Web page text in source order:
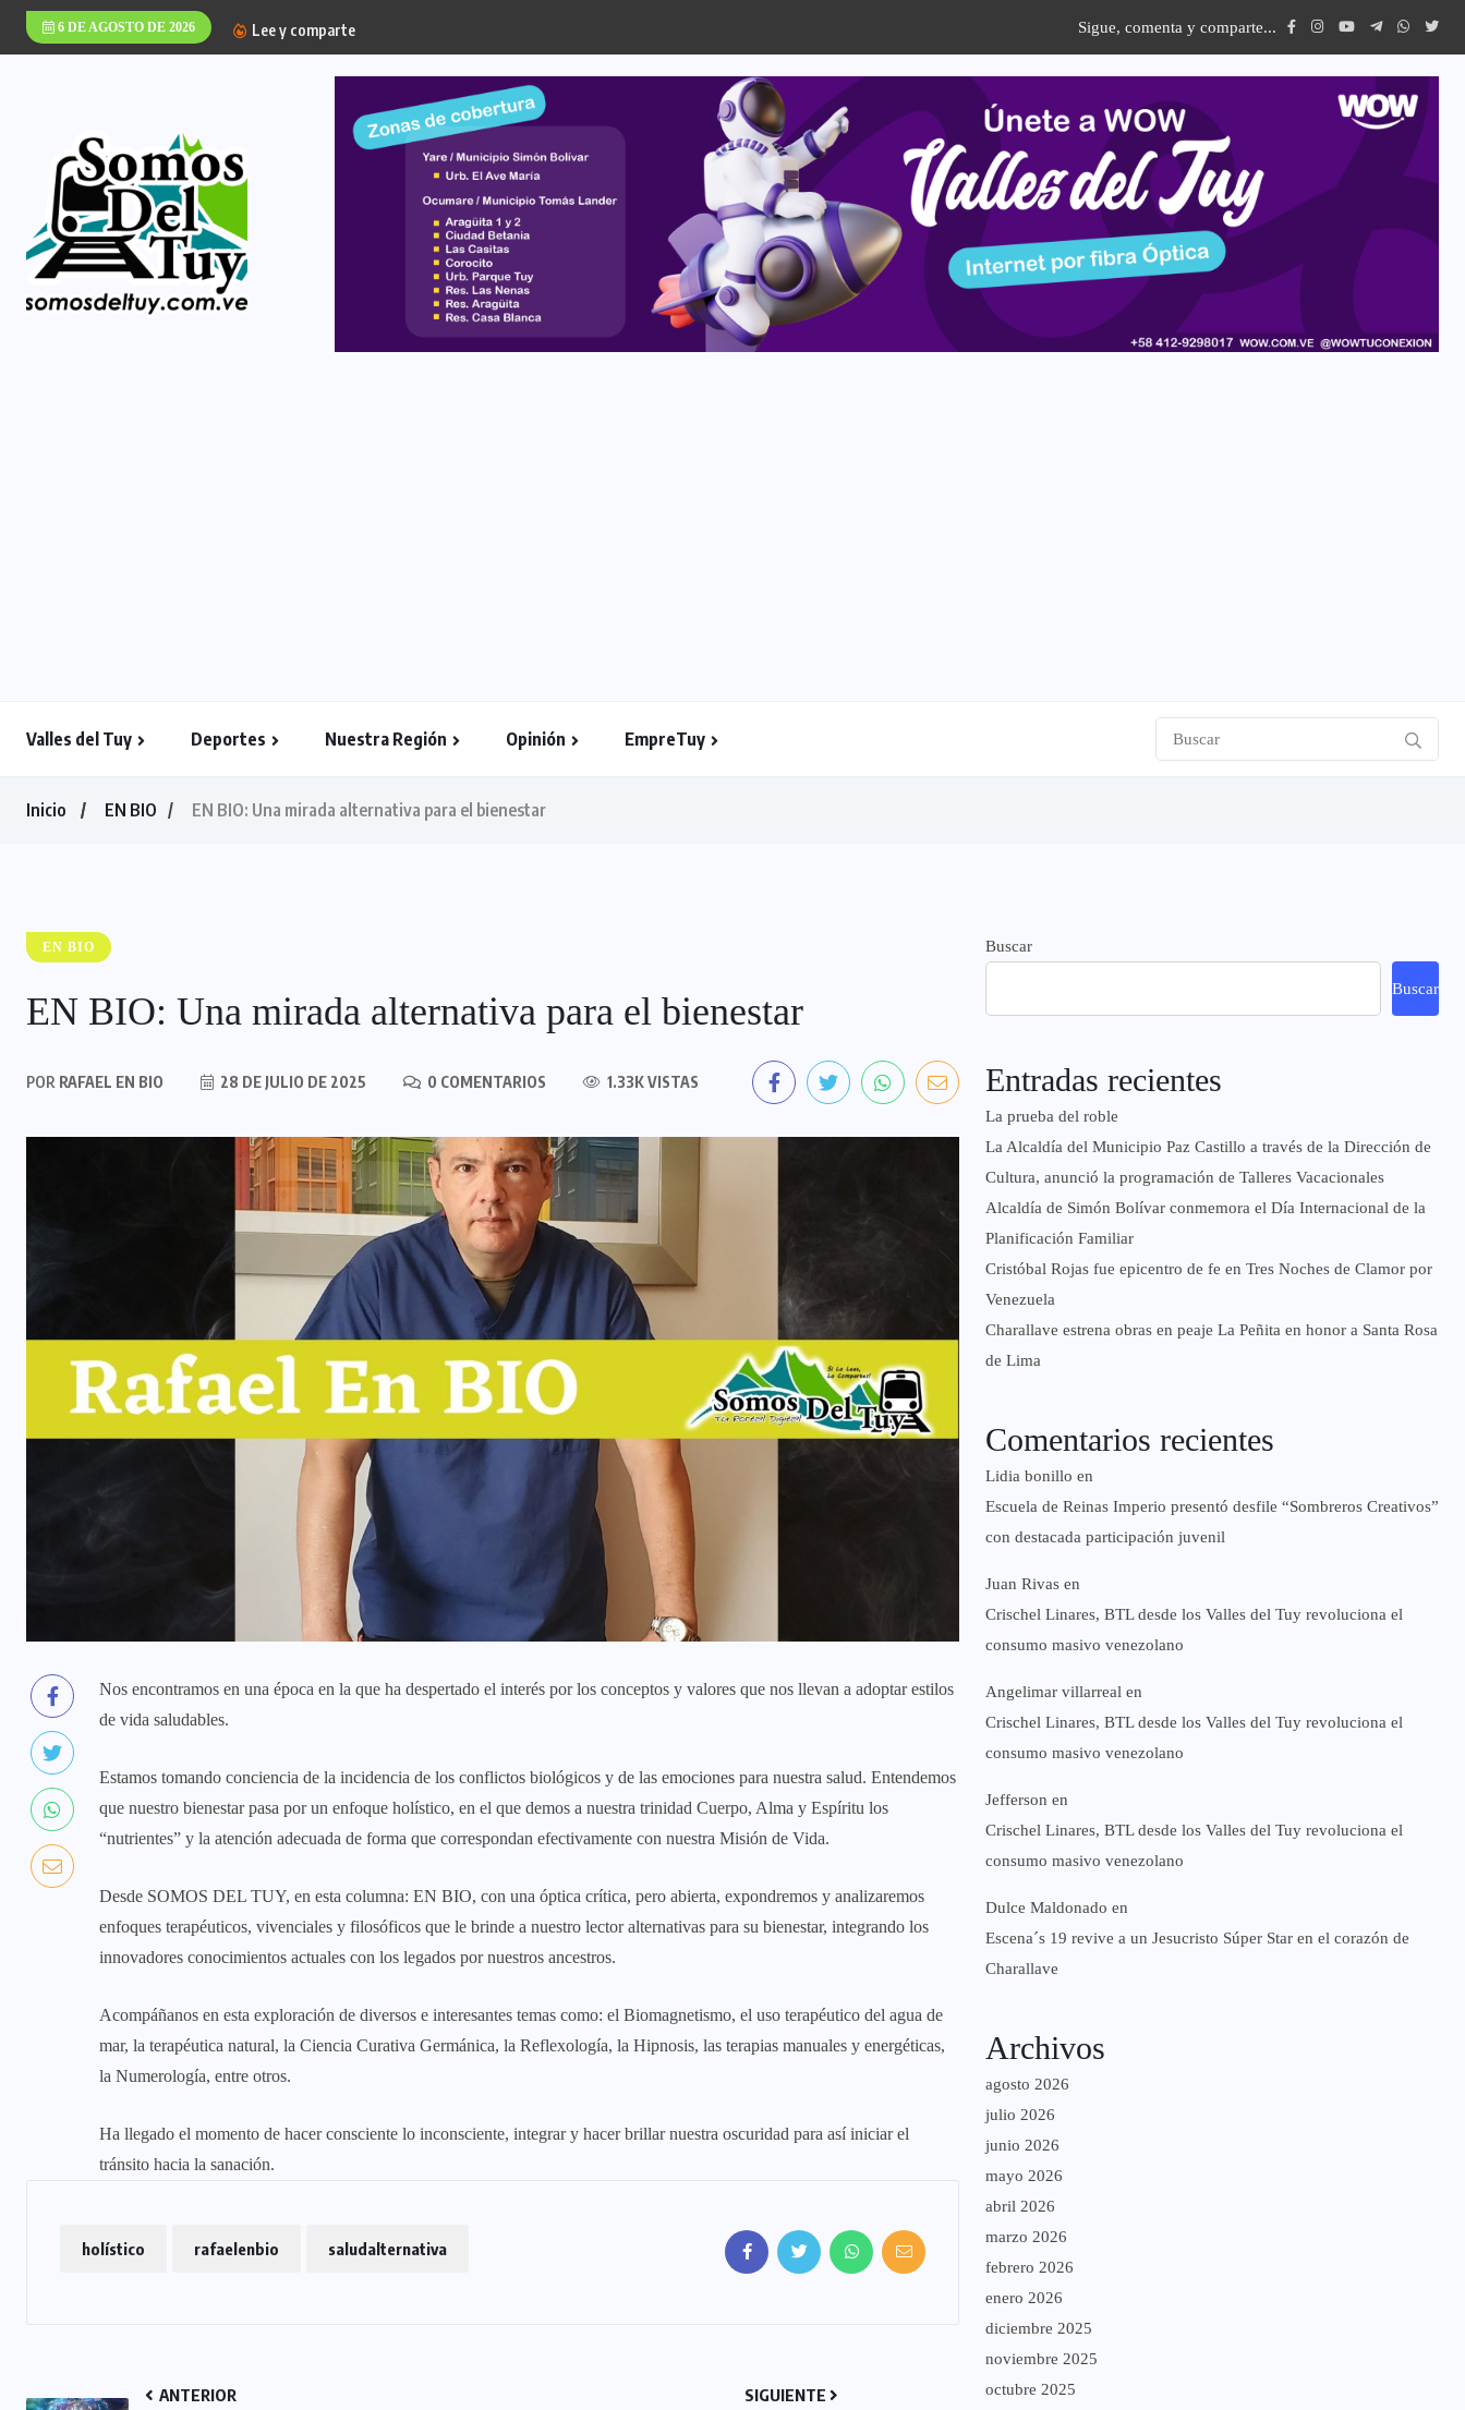
6 DE AGOSTO DE 2026 Lee y comparte Sigue, comenta y comparte...
Valles del Tuy Deportes Nuestra Región Opinión EmpreTuy
Inicio EN BIO EN BIO: Una mirada alternativa para el bienestar
EN BIO
EN BIO: Una mirada alternativa para el bienestar
POR RAFAEL EN BIO 28 DE JULIO DE 2025 0 COMENTARIOS 1.33K VISTAS
Nos encontramos en una época en la que ha despertado el interés por los conceptos y valores que nos llevan a adoptar estilos
de vida saludables.
Estamos tomando conciencia de la incidencia de los conflictos biológicos y de las emociones para nuestra salud. Entendemos
que nuestro bienestar pasa por un enfoque holístico, en el que demos a nuestra trinidad Cuerpo, Alma y Espíritu los
“nutrientes” y la atención adecuada de forma que correspondan efectivamente con nuestra Misión de Vida.
Desde SOMOS DEL TUY, en esta columna: EN BIO, con una óptica crítica, pero abierta, expondremos y analizaremos
enfoques terapéuticos, vivenciales y filosóficos que le brinde a nuestro lector alternativas para su bienestar, integrando los
innovadores conocimientos actuales con los legados por nuestros ancestros.
Acompáñanos en esta exploración de diversos e interesantes temas como: el Biomagnetismo, el uso terapéutico del agua de
mar, la terapéutica natural, la Ciencia Curativa Germánica, la Reflexología, la Hipnosis, las terapias manuales y energéticas,
la Numerología, entre otros.
Ha llegado el momento de hacer consciente lo inconsciente, integrar y hacer brillar nuestra oscuridad para así iniciar el
tránsito hacia la sanación.
holístico rafaelenbio saludalternativa
ANTERIOR SIGUIENTE
Buscar
Buscar
Entradas recientes
La prueba del roble
La Alcaldía del Municipio Paz Castillo a través de la Dirección de
Cultura, anunció la programación de Talleres Vacacionales
Alcaldía de Simón Bolívar conmemora el Día Internacional de la
Planificación Familiar
Cristóbal Rojas fue epicentro de fe en Tres Noches de Clamor por
Venezuela
Charallave estrena obras en peaje La Peñita en honor a Santa Rosa
de Lima
Comentarios recientes
Lidia bonillo en
Escuela de Reinas Imperio presentó desfile “Sombreros Creativos”
con destacada participación juvenil
Juan Rivas en
Crischel Linares, BTL desde los Valles del Tuy revoluciona el
consumo masivo venezolano
Angelimar villarreal en
Crischel Linares, BTL desde los Valles del Tuy revoluciona el
consumo masivo venezolano
Jefferson en
Crischel Linares, BTL desde los Valles del Tuy revoluciona el
consumo masivo venezolano
Dulce Maldonado en
Escena´s 19 revive a un Jesucristo Súper Star en el corazón de
Charallave
Archivos
agosto 2026
julio 2026
junio 2026
mayo 2026
abril 2026
marzo 2026
febrero 2026
enero 2026
diciembre 2025
noviembre 2025
octubre 2025